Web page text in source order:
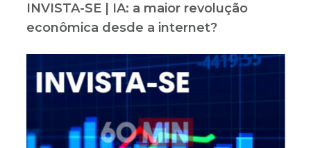
INVISTA-SE | IA: a maior revolução
econômica desde a internet?